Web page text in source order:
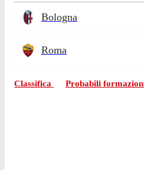
Bologna
Roma
Classifica Probabili